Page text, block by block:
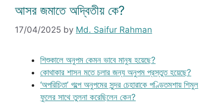
আসর জমাতে অদ্বিতীয় কে?
17/04/2025 by Md. Saifur Rahman
শিশুকালে অনুপম কেমন ভাবে মানুষ হয়েছে?
কোথাকার শাসন মতে চলার জন্য অনুপম প্রস্তুত হয়েছে?
‘অপরিচিতা’ গল্পে অনুপমের সুন্দর চেহারাকে পণ্ডিতমশায় শিমুল
ফুলের সাথে তুলনা করেছিলেন কেন?